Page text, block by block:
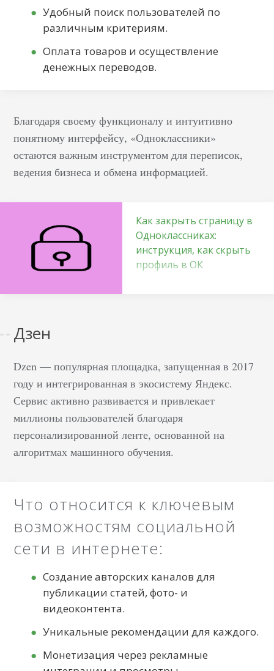
в целом и сайта в
отдельности.
интересам — хобби,
клубы, профессионалы
одногруппники и т.п.
Новостное СМИ —
городское, российское,
узкотематическое. Фан-
Доска объявлений —
размещаются…
Удобный поиск пользователей по
различным критериям.
Оплата товаров и осуществление
денежных переводов.
Благодаря своему функционалу и интуитивно
понятному интерфейсу, «Одноклассники»
остаются важным инструментом для переписок,
ведения бизнеса и обмена информацией.
Как закрыть страницу в
Одноклассниках:
инструкция, как скрыть
профиль в ОК
пользователей
контролировать свою
личную информацию.
Эта функция позволяет
устанавливать более
тесные и безопасные
связи с друзьями и
конфиденциальности в
цифровом
ограничиваете доступ
к аккаунту, ваши
фотографии и записи
одобренного круга лиц.
Такие меры
Дзен
Dzen — популярная площадка, запущенная в 2017
году и интегрированная в экосистему Яндекс.
Сервис активно развивается и привлекает
миллионы пользователей благодаря
персонализированной ленте, основанной на
алгоритмах машинного обучения.
Что относится к ключевым
возможностям социальной
сети в интернете:
Создание авторских каналов для
публикации статей, фото- и
видеоконтента.
Уникальные рекомендации для каждого.
Монетизация через рекламные